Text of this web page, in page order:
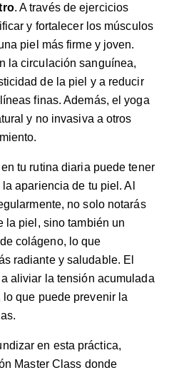
. A través de ejercicios
y fortalecer los músculos
piel más firme y joven.
la circulación sanguínea,
de la piel y a reducir
finas. Además, el yoga
y no invasiva a otros
tu rutina diaria puede tener
apariencia de tu piel. Al
no solo notarás
la piel, sino también un
colágeno, lo que
radiante y saludable. El
aliviar la tensión acumulada
que puede prevenir la
en esta práctica,
Master Class donde